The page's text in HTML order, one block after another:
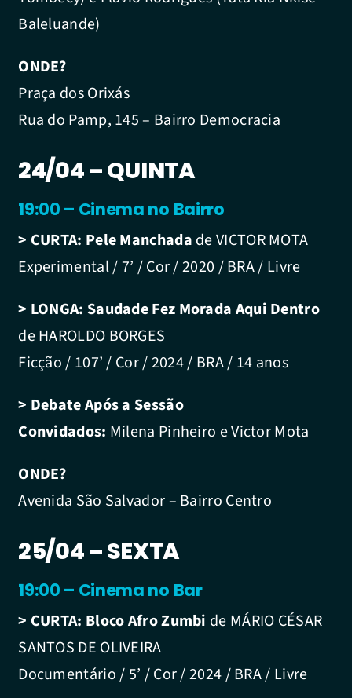
Baleluande)
ONDE?
Praça dos Orixás
Rua do Pamp, 145 – Bairro Democracia
24/04 – QUINTA
19:00 – Cinema no Bairro
> CURTA: Pele Manchada de VICTOR MOTA
Experimental / 7’ / Cor / 2020 / BRA / Livre
> LONGA: Saudade Fez Morada Aqui Dentro
de HAROLDO BORGES
Ficção / 107’ / Cor / 2024 / BRA / 14 anos
> Debate Após a Sessão
Convidados: Milena Pinheiro e Victor Mota
ONDE?
Avenida São Salvador – Bairro Centro
25/04 – SEXTA
19:00 – Cinema no Bar
> CURTA: Bloco Afro Zumbi de MÁRIO CÉSAR
SANTOS DE OLIVEIRA
Documentário / 5’ / Cor / 2024 / BRA / Livre